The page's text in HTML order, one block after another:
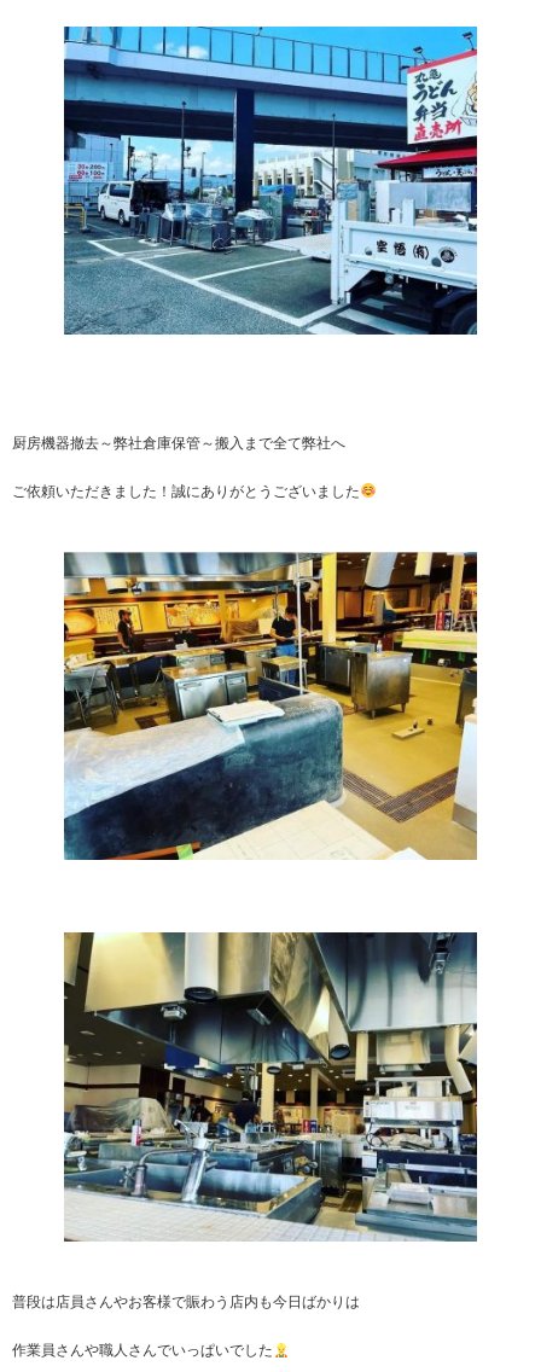
厨房機器撤去～弊社倉庫保管～搬入まで全て弊社へ
ご依頼いただきました！誠にありがとうございました
普段は店員さんやお客様で賑わう店内も今日ばかりは
作業員さんや職人さんでいっぱいでした